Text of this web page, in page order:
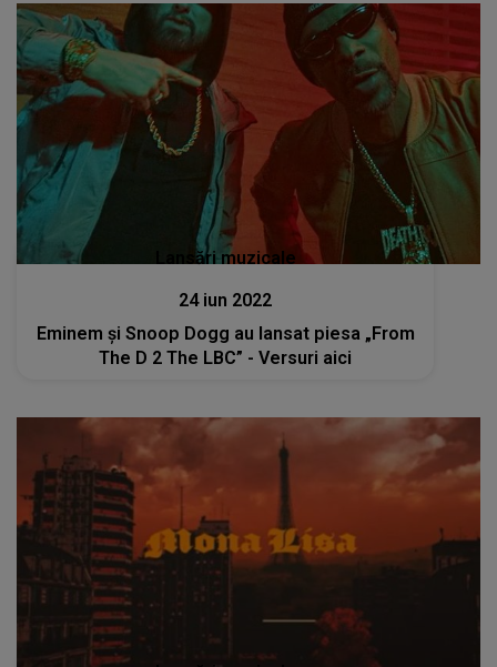
Lansări muzicale
24 iun 2022
Eminem și Snoop Dogg au lansat piesa „From
The D 2 The LBC” - Versuri aici